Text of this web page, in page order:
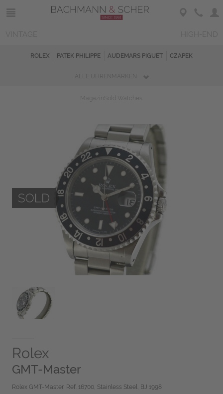
ROLEX PATEK PHILIPPE AUDEMARS PIGUET CZAPEK
Rolex
GMT-Master
Rolex GMT-Master, Ref. 16700, Stainless Steel, BJ 1998